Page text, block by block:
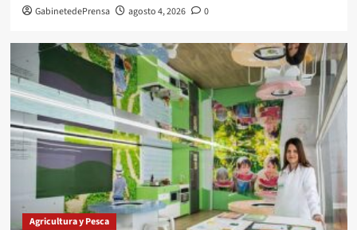
GabinetedePrensa agosto 4, 2026 0
Agricultura y Pesca